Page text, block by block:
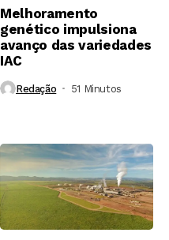
Melhoramento
genético impulsiona
avanço das variedades
IAC
Redação 51 Minutos ⁮